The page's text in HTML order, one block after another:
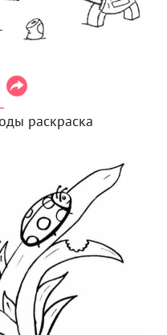
раскраска